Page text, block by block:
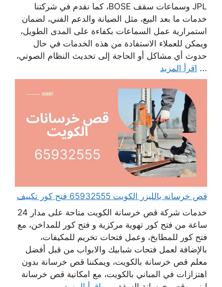
JPL وسماعات سقف BOSE، كما نقدم في شركتنا
خدمات ما بعد البيع، مثل الصيانة والدعم الفني، لضمان
استمرارية عمل السماعات بكفاءة على المدى الطويل،
ويمكن للعملاء الاستفادة من هذه الخدمات في حال
حدوث أي مشاكل أو الحاجة إلى تحديث النظام الصوتي،
... اقرأ المزيد
قص خرسانه بالليزر الكويت 65932555 فتح كور تكييف
خدمات شركة قص خرسانة الكويت متاحة على مدار 24
ساعة من فتح كور تهوية مركزية و فتح كور للمداخن، مع
فتح كور للمطابخ، وعمل فتحات تخريم للمكيفات،
بالإضافة لعمل فتحات شبابيك والابواب من قبل أفضل
معلم قص خرسانة بالكويت، ويمكننا قص خرسانة بدون
اهتزازات في المباني بالكويت، مع امكانية قص خرسانة